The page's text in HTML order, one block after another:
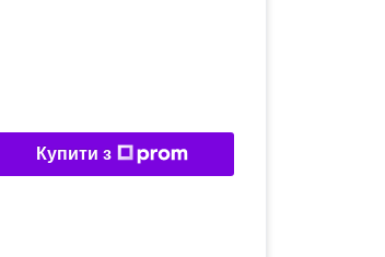
Купити з